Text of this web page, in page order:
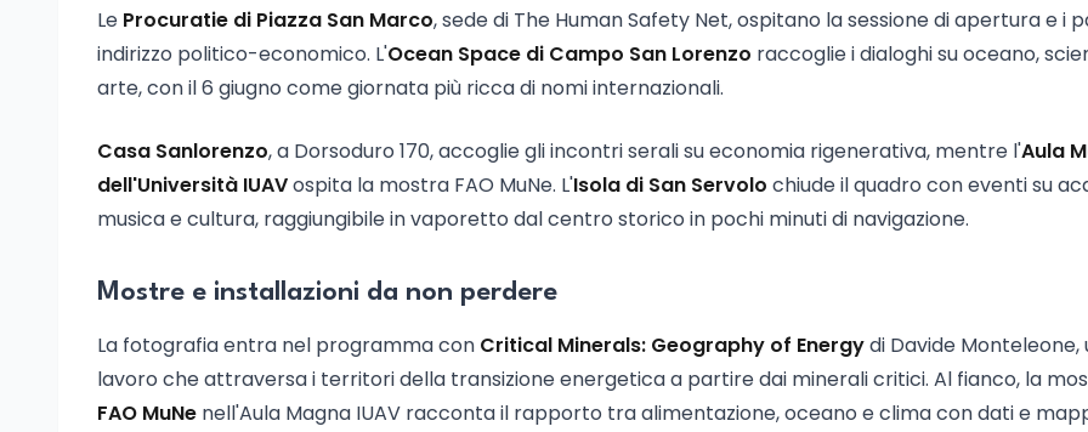
Le Procuratie di Piazza San Marco, sede di The Human Safety Net, ospitano la sessione di apertura e i
indirizzo politico-economico. L'Ocean Space di Campo San Lorenzo raccoglie i dialoghi su oceano,
arte, con il 6 giugno come giornata più ricca di nomi internazionali.
Casa Sanlorenzo, a Dorsoduro 170, accoglie gli incontri serali su economia rigenerativa, mentre l'Aula
dell'Università IUAVospita la mostra FAO MuNe. L'Isola di San Servolo chiude il quadro con eventi su
musica e cultura, raggiungibile in vaporetto dal centro storico in pochi minuti di navigazione.
Mostre e installazioni da non perdere
La fotografia entra nel programma con Critical Minerals: Geography of Energydi Davide Monteleone,
lavoro che attraversa i territori della transizione energetica a partire dai minerali critici. Al fianco, la
FAO MuNe nell'Aula Magna IUAV racconta il rapporto tra alimentazione, oceano e clima con dati e